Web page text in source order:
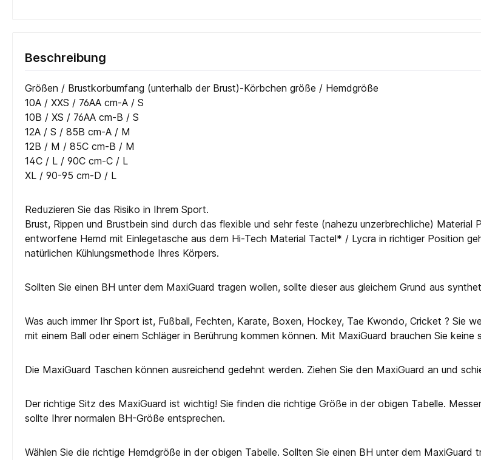
Beschreibung
Größen / Brustkorbumfang (unterhalb der Brust)-Körbchen größe / Hemdgröße
10A / XXS / 76AA cm-A / S
10B / XS / 76AA cm-B / S
12A / S / 85B cm-A / M
12B / M / 85C cm-B / M
14C / L / 90C cm-C / L
XL / 90-95 cm-D / L
Reduzieren Sie das Risiko in Ihrem Sport.
Brust, Rippen und Brustbein sind durch das flexible und sehr feste (nahezu unzerbrechliche)
entworfene Hemd mit Einlegetasche aus dem Hi-Tech Material Tactel* / Lycra in richtiger Position
natürlichen Kühlungsmethode Ihres Körpers.
Sollten Sie einen BH unter dem MaxiGuard tragen wollen, sollte dieser aus gleichem Grund aus
Was auch immer Ihr Sport ist, Fußball, Fechten, Karate, Boxen, Hockey, Tae Kwondo, Cricket ? Sie
mit einem Ball oder einem Schläger in Berührung kommen können. Mit MaxiGuard brauchen Sie
Die MaxiGuard Taschen können ausreichend gedehnt werden. Ziehen Sie den MaxiGuard an und
Der richtige Sitz des MaxiGuard ist wichtig! Sie finden die richtige Größe in der obigen Tabelle.
sollte Ihrer normalen BH-Größe entsprechen.
Wählen Sie die richtige Hemdgröße in der obigen Tabelle. Sollten Sie einen BH unter dem